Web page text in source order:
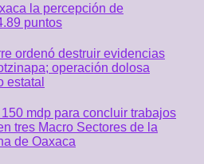
la percepción de
puntos
ordenó destruir evidencias
operación dolosa
estatal
mdp para concluir trabajos
tres Macro Sectores de la
de Oaxaca